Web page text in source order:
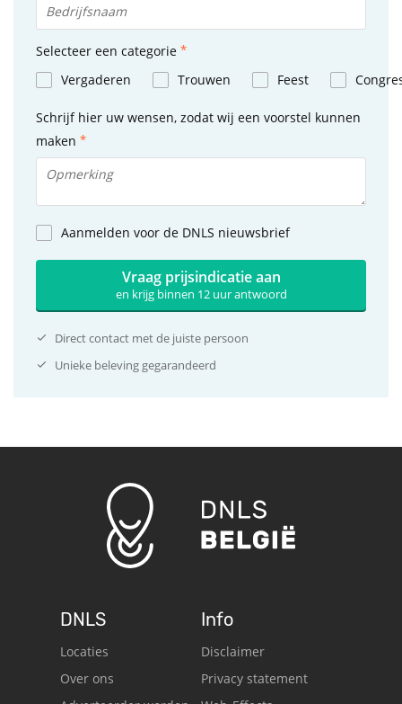
Selecteer een categorie
Vergaderen
Trouwen Feest
Schrijf hier uw wensen, zodat wij een voorstel kunnen
maken
Aanmelden voor de DNLS nieuwsbrief
Vraag prijsindicatie aan
en krijg binnen 12 uur antwoord
Direct contact met de juiste persoon
Unieke beleving gegarandeerd
DNLS
Locaties
Over ons
Info
Disclaimer
Privacy statement